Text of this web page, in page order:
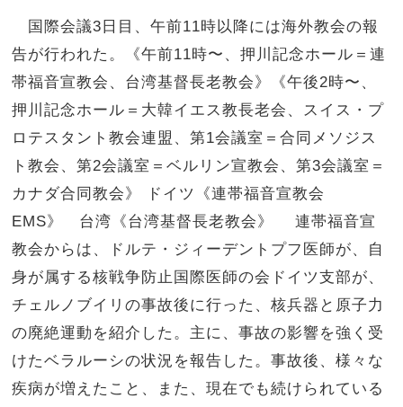
国際会議3日目、午前11時以降には海外教会の報
告が行われた。《午前11時〜、押川記念ホール＝連
帯福音宣教会、台湾基督長老教会》《午後2時〜、
押川記念ホール＝大韓イエス教長老会、スイス・プ
ロテスタント教会連盟、第1会議室＝合同メソジス
ト教会、第2会議室＝ベルリン宣教会、第3会議室＝
カナダ合同教会》 ドイツ《連帯福音宣教会
EMS》 台湾《台湾基督長老教会》 連帯福音宣
教会からは、ドルテ・ジィーデントプフ医師が、自
身が属する核戦争防止国際医師の会ドイツ支部が、
チェルノブイリの事故後に行った、核兵器と原子力
の廃絶運動を紹介した。主に、事故の影響を強く受
けたベラルーシの状況を報告した。事故後、様々な
疾病が増えたこと、また、現在でも続けられている